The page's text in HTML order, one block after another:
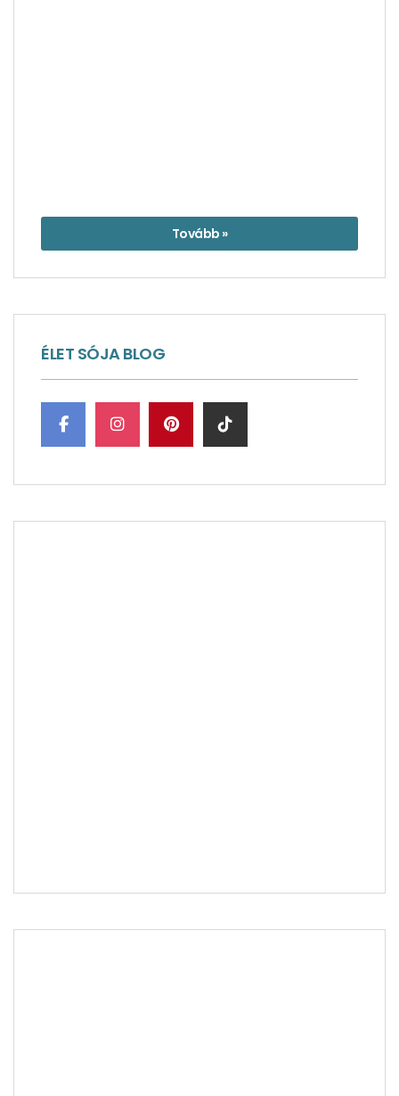
Tovább »
ÉLET SÓJA BLOG